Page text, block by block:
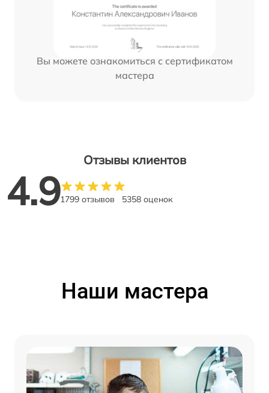
Вы можете ознакомиться с сертификатом
мастера
Отзывы клиентов
4.91799 отзывов 5358 оценок
Наши мастера